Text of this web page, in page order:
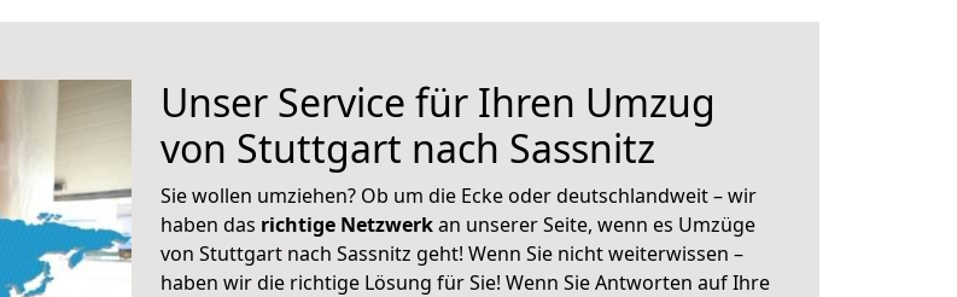
Unser Service für Ihren Umzug
von Stuttgart nach Sassnitz
Sie wollen umziehen? Ob um die Ecke oder deutschlandweit – wir
haben das richtige Netzwerkan unserer Seite, wenn es Umzüge
von Stuttgart nach Sassnitz geht! Wenn Sie nicht weiterwissen –
haben wir die richtige Lösung für Sie! Wenn Sie Antworten auf Ihre